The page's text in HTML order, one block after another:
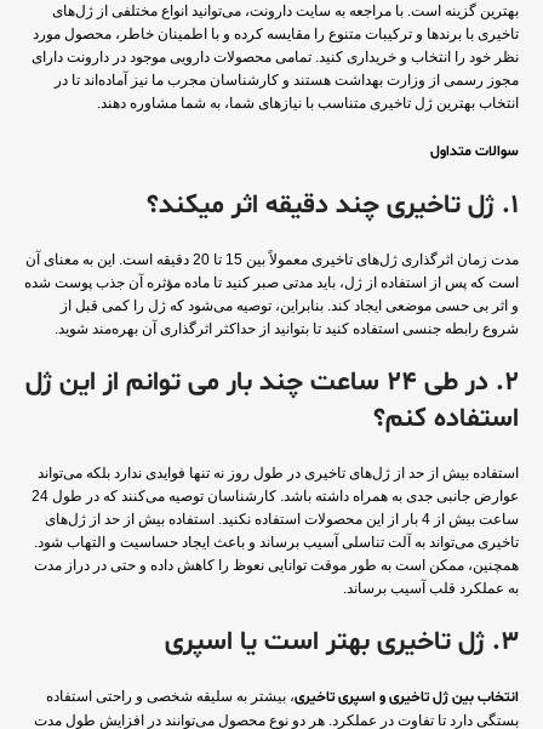
بهترین گزینه است. با مراجعه به سایت دارونت، می‌توانید انواع مختلفی از ژل‌های
تاخیری با برندها و ترکیبات متنوع را مقایسه کرده و با اطمینان خاطر، محصول مورد
نظر خود را انتخاب و خریداری کنید. تمامی محصولات دارویی موجود در دارونت دارای
مجوز رسمی از وزارت بهداشت هستند و کارشناسان مجرب ما نیز آماده‌اند تا در
انتخاب بهترین ژل تاخیری متناسب با نیازهای شما، به شما مشاوره دهند.
سوالات متداول
1. ژل تاخیری چند دقیقه اثر میکند؟
مدت زمان اثرگذاری ژل‌های تاخیری معمولاً بین 15 تا 20 دقیقه است. این به معنای آن
است که پس از استفاده از ژل، باید مدتی صبر کنید تا ماده مؤثره آن جذب پوست شده
و اثر بی حسی موضعی ایجاد کند. بنابراین، توصیه می‌شود که ژل را کمی قبل از
شروع رابطه جنسی استفاده کنید تا بتوانید از حداکثر اثرگذاری آن بهره‌مند شوید.
2. در طی 24 ساعت چند بار می توانم از این ژل
استفاده کنم؟
استفاده بیش از حد از ژل‌های تاخیری در طول روز نه تنها فوایدی ندارد بلکه می‌تواند
عوارض جانبی جدی به همراه داشته باشد. کارشناسان توصیه می‌کنند که در طول 24
ساعت بیش از 4 بار از این محصولات استفاده نکنید. استفاده بیش از حد از ژل‌های
تاخیری می‌تواند به آلت تناسلی آسیب برساند و باعث ایجاد حساسیت و التهاب شود.
همچنین، ممکن است به طور موقت توانایی نعوظ را کاهش داده و حتی در دراز مدت
به عملکرد قلب آسیب برساند.
3. ژل تاخیری بهتر است یا اسپری
انتخاب بین ژل تاخیری و اسپری تاخیری، بیشتر به سلیقه شخصی و راحتی استفاده
بستگی دارد تا تفاوت در عملکرد. هر دو نوع محصول می‌توانند در افزایش طول مدت